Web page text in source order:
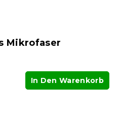
Mikrofaser
In Den Warenkorb